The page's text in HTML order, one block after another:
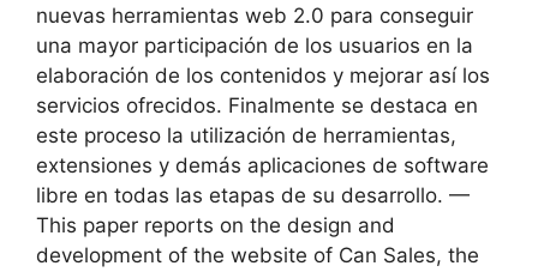
nuevas herramientas web 2.0 para conseguir
una mayor participación de los usuarios en la
elaboración de los contenidos y mejorar así los
servicios ofrecidos. Finalmente se destaca en
este proceso la utilización de herramientas,
extensiones y demás aplicaciones de software
libre en todas las etapas de su desarrollo. —
This paper reports on the design and
development of the website of Can Sales, the